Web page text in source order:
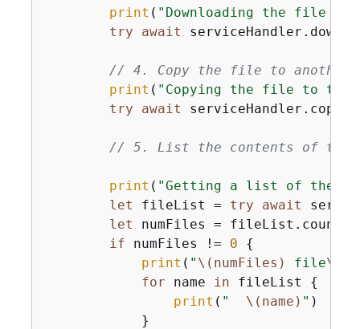
print ( "Downloading the file
try
await
// 4. Copy the file to another
print ( "Copying the file to the
try
await
// 5. List the contents of the
print ( "Getting a list of the
let fileList = try await
let numFiles = fileList.count
if numFiles != 0
{
print ( " \(numFiles) file
for name in fileList {
print ( " \(name) " )
            }